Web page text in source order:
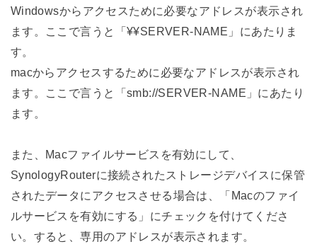
Windowsからアクセスために必要なアドレスが表示され
ます。ここで言うと「¥¥SERVER-NAME」にあたりま
す。
macからアクセスするために必要なアドレスが表示され
ます。ここで言うと「smb://SERVER-NAME」にあたり
ます。
また、Macファイルサービスを有効にして、
SynologyRouterに接続されたストレージデバイスに保管
されたデータにアクセスさせる場合は、「Macのファイ
ルサービスを有効にする」にチェックを付けてくださ
い。すると、専用のアドレスが表示されます。